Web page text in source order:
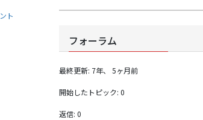
ト
フォーラム
最終更新: 7年、 5ヶ月前
開始したトピック: 0
返信: 0